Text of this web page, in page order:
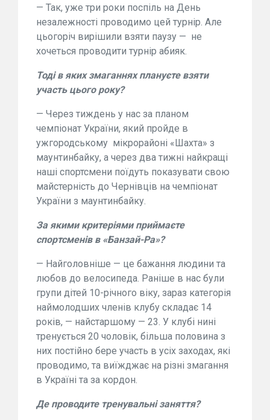
— Так, уже три роки поспіль на День
незалежності проводимо цей турнір. Але
цьогоріч вирішили взяти паузу — не
хочеться проводити турнір абияк.
Тоді в яких змаганнях плануєте взяти
участь цього року?
— Через тиждень у нас за планом
чемпіонат України, який пройде в
ужгородському мікрорайоні «Шахта» з
маунтинбайку, а через два тижні найкращі
наші спортсмени поїдуть показувати свою
майстерність до Чернівців на чемпіонат
України з маунтинбайку.
За якими критеріями приймаєте
спортсменів в «Банзай-Ра»?
— Найголовніше — це бажання людини та
любов до велосипеда. Раніше в нас були
групи дітей 10-річного віку, зараз категорія
наймолодших членів клубу складає 14
років, — найстаршому — 23. У клубі нині
тренується 20 чоловік, більша половина з
них постійно бере участь в усіх заходах, які
проводимо, та виїжджає на різні змагання
в Україні та за кордон.
Де проводите тренувальні заняття?